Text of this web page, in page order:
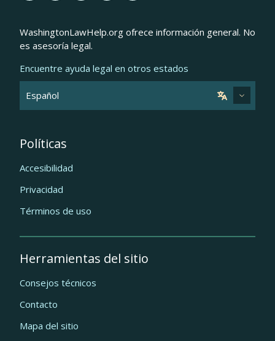
WashingtonLawHelp.org ofrece información general. No
es asesoría legal.
Encuentre ayuda legal en otros estados
Políticas
Accesibilidad
Privacidad
Términos de uso
Herramientas del sitio
Consejos técnicos
Contacto
Mapa del sitio